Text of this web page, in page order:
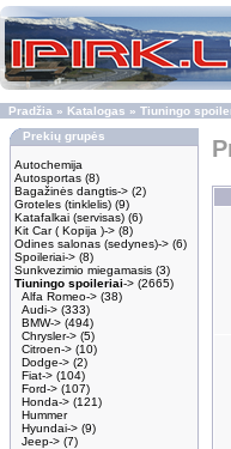
Pradžia » Katalogas » Tiuningo
Prekių grupės
Autochemija
Autosportas (8)
Bagažinės dangtis-> (2)
Groteles (tinklelis) (9)
Katafalkai (servisas) (6)
Kit Car ( Kopija )-> (8)
Odines salonas (sedynes)-> (6)
Spoileriai-> (8)
Sunkvezimio miegamasis (3)
Tiuningo spoileriai-> (2665)
Alfa Romeo-> (38)
Audi-> (333)
BMW-> (494)
Chrysler-> (5)
Citroen-> (10)
Dodge-> (2)
Fiat-> (104)
Ford-> (107)
Honda-> (121)
Hummer
Hyundai-> (9)
Jeep-> (7)